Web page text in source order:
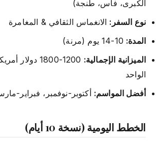
الكبرى، فاس، طنجة)
نوع السفر: الانغماس الثقافي & المغامرة
المدة:
الميزانية الإجمالية:
1200-1800
الواحد
أفضل المواسم: أكتوبر-نوفمبر، فبراير-
الخطط اليومية (نسخة 10 أيام)